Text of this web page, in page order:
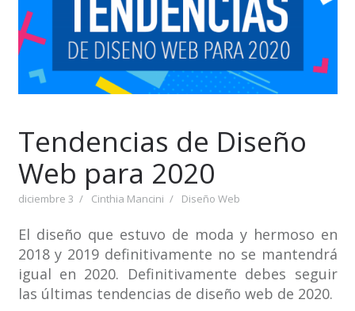
Tendencias de Diseño
Web para 2020
diciembre 3 Cinthia Mancini Diseño Web
El diseño que estuvo de moda y hermoso en
2018 y 2019 definitivamente no se mantendrá
igual en 2020. Definitivamente debes seguir
las últimas tendencias de diseño web de 2020.